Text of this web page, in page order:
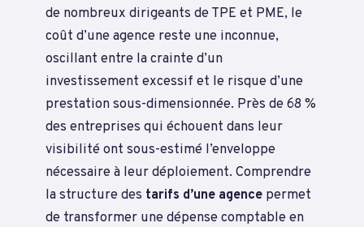
de nombreux dirigeants de TPE et PME, le
coût d’une agence reste une inconnue,
oscillant entre la crainte d’un
investissement excessif et le risque d’une
prestation sous-dimensionnée. Près de 68 %
des entreprises qui échouent dans leur
visibilité ont sous-estimé l’enveloppe
nécessaire à leur déploiement. Comprendre
la structure des tarifs d’une agence permet
de transformer une dépense comptable en